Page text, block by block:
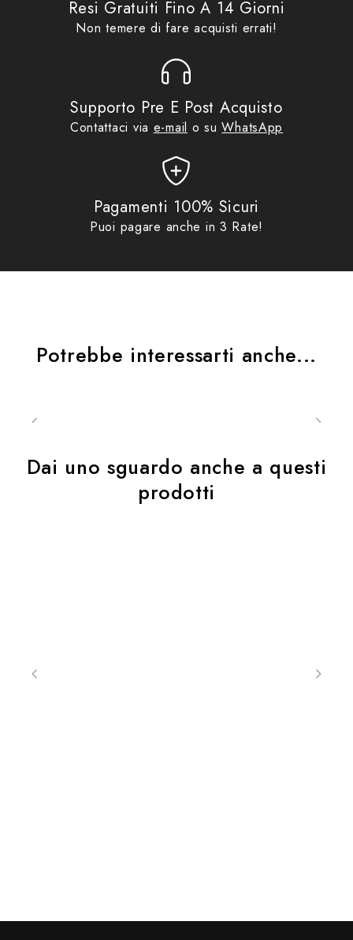
Resi Gratuiti Fino A 14 Giorni
Non temere di fare acquisti errati!
Supporto Pre E Post Acquisto
Contattaci via e-mail o suWhatsApp
Pagamenti 100% Sicuri
Puoi pagare anche in 3 Rate!
Potrebbe interessarti anche...
Dai uno sguardo anche a questi
prodotti